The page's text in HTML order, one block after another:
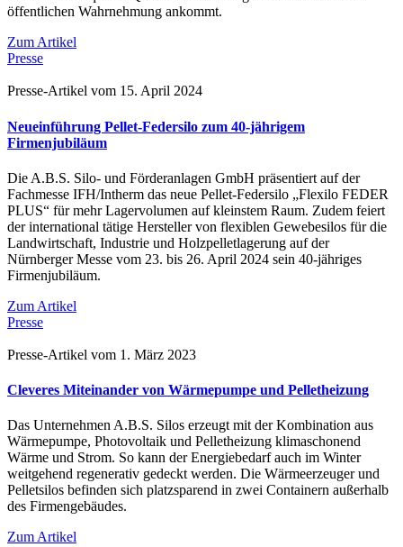
öffentlichen Wahrnehmung ankommt.
Zum Artikel
Presse
Presse-Artikel vom 15. April 2024
Neueinführung Pellet-Federsilo zum 40-jährigem
Firmenjubiläum
Die A.B.S. Silo- und Förderanlagen GmbH präsentiert auf der
Fachmesse IFH/Intherm das neue Pellet-Federsilo „Flexilo FEDER
PLUS“ für mehr Lagervolumen auf kleinstem Raum. Zudem feiert
der international tätige Hersteller von flexiblen Gewebesilos für die
Landwirtschaft, Industrie und Holzpelletlagerung auf der
Nürnberger Messe vom 23. bis 26. April 2024 sein 40-jähriges
Firmenjubiläum.
Zum Artikel
Presse
Presse-Artikel vom 1. März 2023
Cleveres Miteinander von Wärmepumpe und Pelletheizung
Das Unternehmen A.B.S. Silos erzeugt mit der Kombination aus
Wärmepumpe, Photovoltaik und Pelletheizung klimaschonend
Wärme und Strom. So kann der Energiebedarf auch im Winter
weitgehend regenerativ gedeckt werden. Die Wärmeerzeuger und
Pelletsilos befinden sich platzsparend in zwei Containern außerhalb
des Firmengebäudes.
Zum Artikel